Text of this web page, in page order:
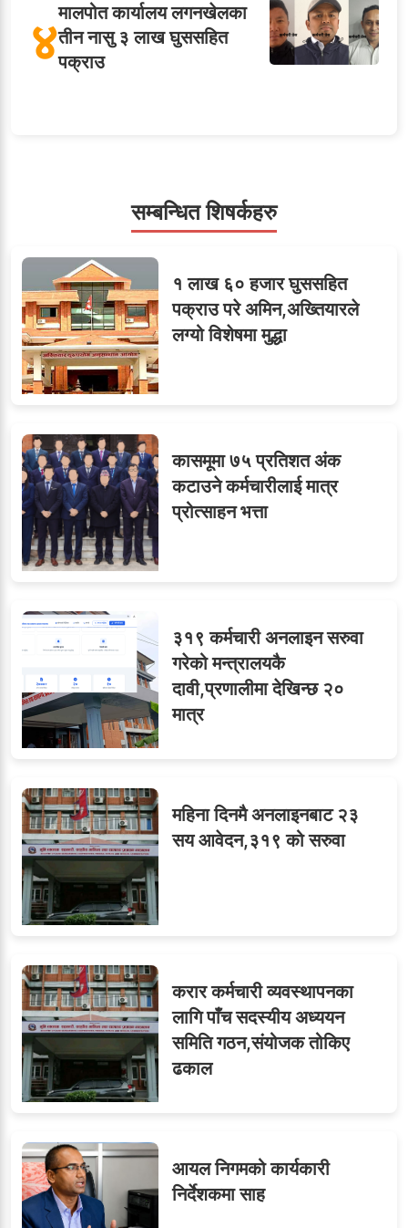
४मालपोत कार्यालय लगनखेलका
तीन नासु ३ लाख घुससहित
पक्राउ
६ सहसचिवमा प्रथम भएका
विजयकुमार शर्माको लोकसेवा
टिप्स
७
८जुनियरलाई दोहोरो जिम्मेवारी,
मन्त्रालयभित्र असन्तुष्टि
९ ओएनएमका नाममा अत्याचार :
सब–इन्जिनियरहरुको गम्भीर
ध्यानाकर्षण
सम्बन्धित शिषर्कहरु
१ लाख ६० हजार घुससहित
पक्राउ परे अमिन,अख्तियारले
लग्यो विशेषमा मुद्धा
कासमूमा ७५ प्रतिशत अंक
कटाउने कर्मचारीलाई मात्र
प्रोत्साहन भत्ता
३१९ कर्मचारी अनलाइन सरुवा
गरेको मन्त्रालयकै
दावी,प्रणालीमा देखिन्छ २०
मात्र
महिना दिनमै अनलाइनबाट २३
सय आवेदन,३१९ को सरुवा
करार कर्मचारी व्यवस्थापनका
लागि पाँच सदस्यीय अध्ययन
समिति गठन,संयोजक तोकिए
ढकाल
आयल निगमको कार्यकारी
निर्देशकमा साह